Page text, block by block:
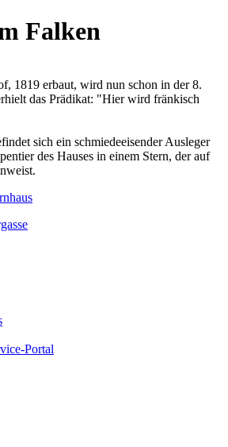
Falken
1819 erbaut, wird nun schon in der 8.
das Prädikat: "Hier wird fränkisch
sich ein schmiedeeisender Ausleger
des Hauses in einem Stern, der auf